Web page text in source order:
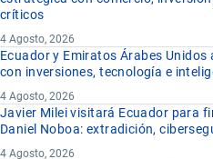
críticos
4 Agosto, 2026
Ecuador y Emiratos Árabes
con inversiones, tecnología e
4 Agosto, 2026
Javier Milei visitará Ecuador para
Daniel Noboa: extradición,
4 Agosto, 2026